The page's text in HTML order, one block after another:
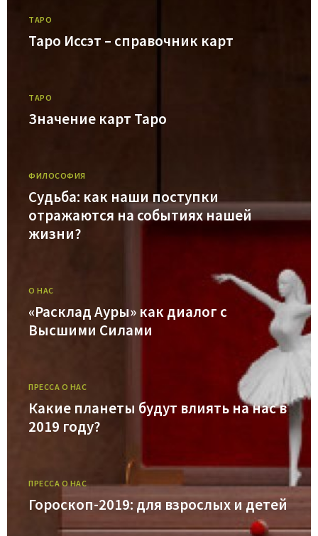
ТАРО
Таро Иссэт – справочник карт
ТАРО
Значение карт Таро
ФИЛОСОФИЯ
Судьба: как наши поступки
отражаются на событиях нашей
жизни?
О НАС
«Расклад Ауры» как диалог с
Высшими Силами
ПРЕССА О НАС
Какие планеты будут влиять на нас в
2019 году?
ПРЕССА О НАС
Гороскоп-2019: для взрослых и детей